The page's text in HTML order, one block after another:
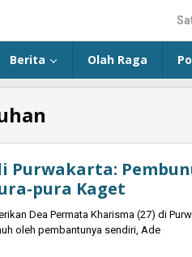
Berita Olah Raga
Purwakarta:
pura Kaget
Dea Permata Kharisma (27) di
oleh pembantunya sendiri, Ade